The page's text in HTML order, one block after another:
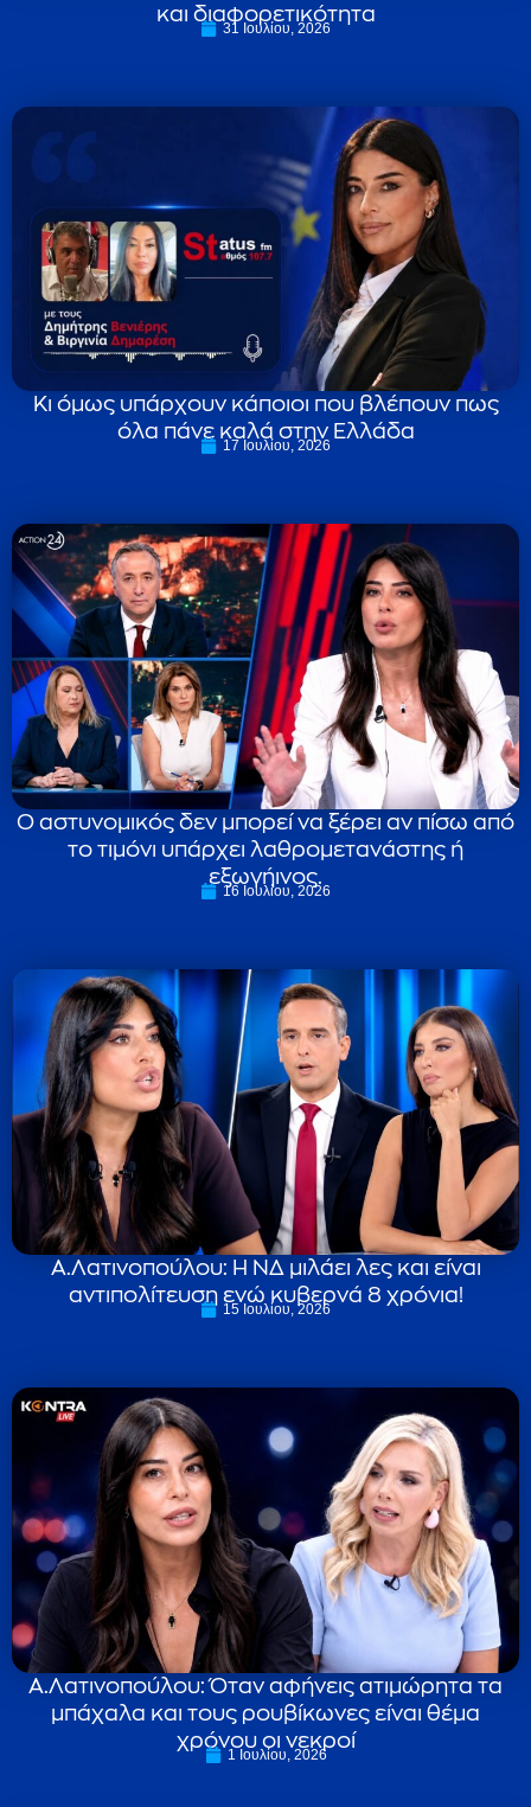
και διαφορετικότητα
31 Ιουλίου, 2026
Κι όμως υπάρχουν κάποιοι που βλέπουν πως
όλα πάνε καλά στην Ελλάδα
17 Ιουλίου, 2026
Ο αστυνομικός δεν μπορεί να ξέρει αν πίσω από
το τιμόνι υπάρχει λαθρομετανάστης ή
εξωγήινος.
16 Ιουλίου, 2026
Α.Λατινοπούλου: Η ΝΔ μιλάει λες και είναι
αντιπολίτευση ενώ κυβερνά 8 χρόνια!
15 Ιουλίου, 2026
Α.Λατινοπούλου: Όταν αφήνεις ατιμώρητα τα
μπάχαλα και τους ρουβίκωνες είναι θέμα
χρόνου οι νεκροί
1 Ιουλίου, 2026